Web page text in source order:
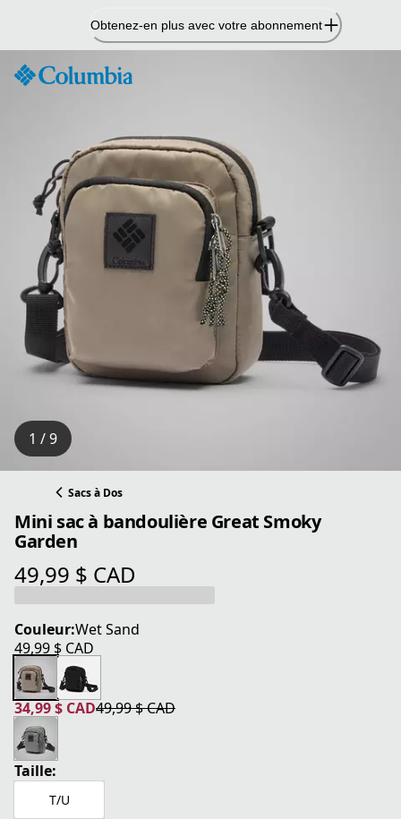
contenu
Obtenez-en plus avec votre abonnement
1 / 9
Sacs à Dos
Mini sac à bandoulière Great Smoky
Garden
49,99 $ CAD
prix actuel 49,99 $ CAD
Couleur:Wet Sand
49,99 $ CAD
prix actuel 49,99 $ CAD
34,99 $ CAD
prix actuel 34,99 $ CAD
49,99 $ CAD
prix original 49,99 $ CAD
Taille:
T/U